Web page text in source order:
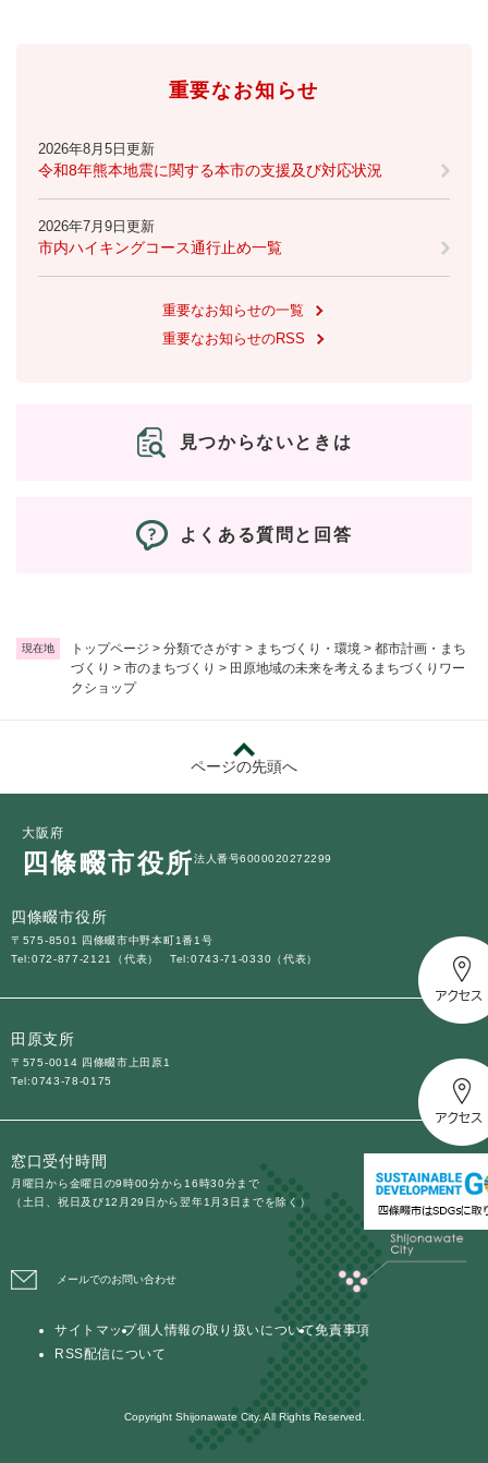
現在地 トップページ > 分類でさがす > まちづくり・環境 > 都市計画・まち
づくり > 市のまちづくり > 田原地域の未来を考えるまちづくりワー
クショップ
重要なお知らせ
2026年8月5日更新
令和8年熊本地震に関する本市の支援及び対応状況
2026年7月9日更新
市内ハイキングコース通行止め一覧
重要なお知らせの一覧
重要なお知らせのRSS
見つからないときは
よくある質問と回答
ページの先頭へ
大阪府
四條畷市役所法人番号6000020272299
四條畷市役所
〒575-8501 四條畷市中野本町1番1号
Tel:072-877-2121（代表）
Tel:0743-71-0330（代表）
田原支所
〒575-0014 四條畷市上田原1
Tel:0743-78-0175
窓口受付時間
月曜日から金曜日の9時00分から16時30分まで
（土日、祝日及び12月29日から翌年1月3日までを除く）
メールでのお問い合わせ
サイトマップ個人情報の取り扱いについて免責事項
RSS配信について
Copyright Shijonawate City. All Rights Reserved.